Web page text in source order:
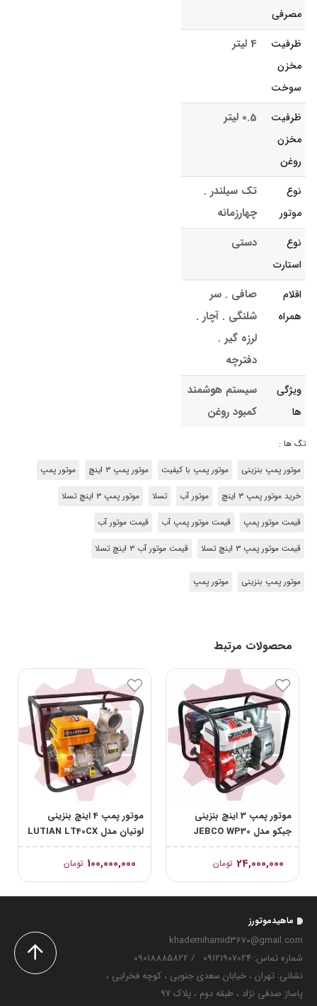
مصرفی
ظرفیت
مخزن
سوخت
4 لیتر
ظرفیت
مخزن
روغن
0.5 لیتر
نوع
موتور
تک سیلندر .
چهارزمانه
نوع
استارت
دستی
اقلام
همراه
صافی . سر
شلنگی . آچار .
لرزه گیر .
دفترچه
ویژگی
ها
سیستم هوشمند
کمبود روغن
تگ ها :
موتور پمپ بنزینی موتور پمپ با کیفیت موتور پمپ 3 اینچ موتور پمپ
خرید موتور پمپ 3 اینچ موتور آب تسلا موتور پمپ 3 اینچ تسلا
قیمت موتور پمپ قیمت موتور پمپ آب قیمت موتور آب
قیمت موتور پمپ 3 اینچ تسلا قیمت موتور آب 3 اینچ تسلا
موتور پمپ بنزینی موتور پمپ
محصولات مرتبط
موتور پمپ 3 اینچ بنزینی
جبکو مدل JEBCO WP30
24,000,000 تومان
موتور پمپ 4 اینچ بنزینی
لوتیان مدل LUTIAN LT40CX
100,000,000 تومان
ماهیدموتورز
khademihamid3670@gmail.com
شماره تماس‌: 09121907024
/
09018885822
نشانی: تهران ، خیابان سعدی جنوبی ، کوچه فخرایی ،
پاساژ صدقی نژاد ، طبقه دوم ، پلاک 97